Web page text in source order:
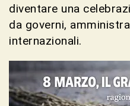
diventare una
da governi,
internazionali.